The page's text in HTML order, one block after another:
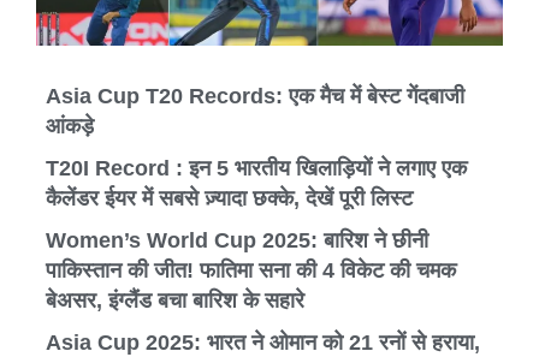
Asia Cup T20 Records: एक मैच में बेस्ट गेंदबाजी
आंकड़े
T20I Record : इन 5 भारतीय खिलाड़ियों ने लगाए एक
कैलेंडर ईयर में सबसे ज़्यादा छक्के, देखें पूरी लिस्ट
Women’s World Cup 2025: बारिश ने छीनी
पाकिस्तान की जीत! फातिमा सना की 4 विकेट की चमक
बेअसर, इंग्लैंड बचा बारिश के सहारे
Asia Cup 2025: भारत ने ओमान को 21 रनों से हराया,